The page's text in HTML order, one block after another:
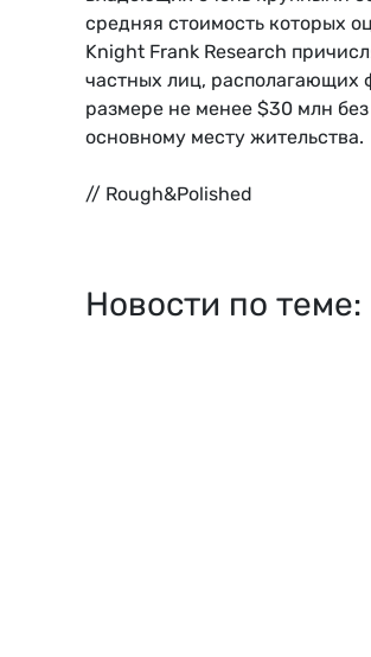
средняя стоимость которых
Knight Frank Research
частных лиц, располагающих
размере не менее $30 млн
основному месту жительства.
// Rough&Polished
Новости по теме: